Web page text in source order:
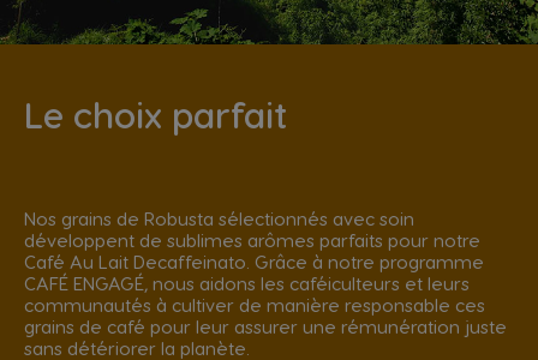
Le choix parfait
Nos grains de Robusta sélectionnés avec soin
développent de sublimes arômes parfaits pour notre
Café Au Lait Decaffeinato. Grâce à notre programme
CAFÉ ENGAGÉ, nous aidons les caféiculteurs et leurs
communautés à cultiver de manière responsable ces
grains de café pour leur assurer une rémunération juste
sans détériorer la planète.